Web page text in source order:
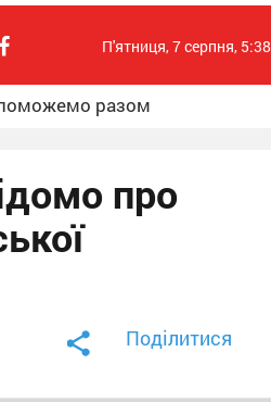
П'ятниця, 7 серпня, 5:38
разом
про
Поділитися